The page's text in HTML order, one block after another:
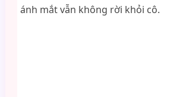
ánh mắt vẫn không rời khỏi cô.